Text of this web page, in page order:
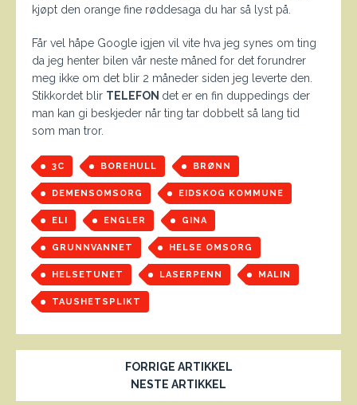
kjøpt den orange fine røddesaga du har så lyst på.
Får vel håpe Google igjen vil vite hva jeg synes om ting
da jeg henter bilen vår neste måned for det forundrer
meg ikke om det blir 2 måneder siden jeg leverte den.
Stikkordet blir TELEFON det er en fin duppedings der
man kan gi beskjeder når ting tar dobbelt så lang tid
som man tror.
3C BOREHULL BRØNN
DEMENSOMSORG EIDSKOG KOMMUNE
ELI ENGLER GINA
GRUNNVANNET HELSE OMSORG
HELSETUNET LASERPENN MALIN
TAUSHETSPLIKT
FORRIGE ARTIKKEL
NESTE ARTIKKEL